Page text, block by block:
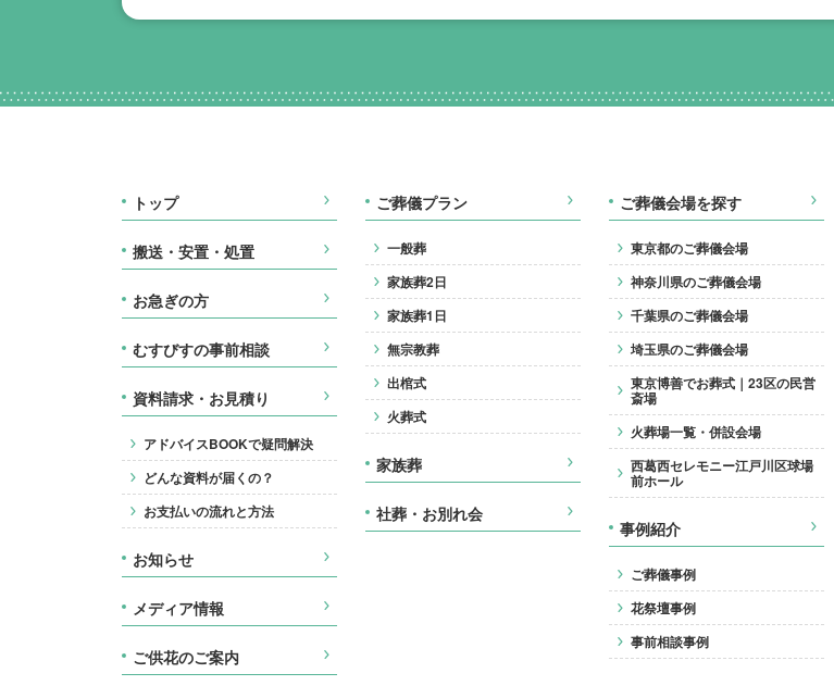
トップ
搬送・安置・処置
お急ぎの方
むすびすの事前相談
資料請求・お見積り
アドバイスBOOKで疑問解決
どんな資料が届くの？
お支払いの流れと方法
お知らせ
メディア情報
ご供花のご案内
ご葬儀プラン
一般葬
家族葬2日
家族葬1日
無宗教葬
出棺式
火葬式
家族葬
社葬・お別れ会
ご葬儀会場を探す
東京都のご葬儀会場
神奈川県のご葬儀会場
千葉県のご葬儀会場
埼玉県のご葬儀会場
東京博善でお葬式｜23区の民営
斎場
火葬場一覧・併設会場
西葛西セレモニー江戸川区球場
前ホール
事例紹介
ご葬儀事例
花祭壇事例
事前相談事例